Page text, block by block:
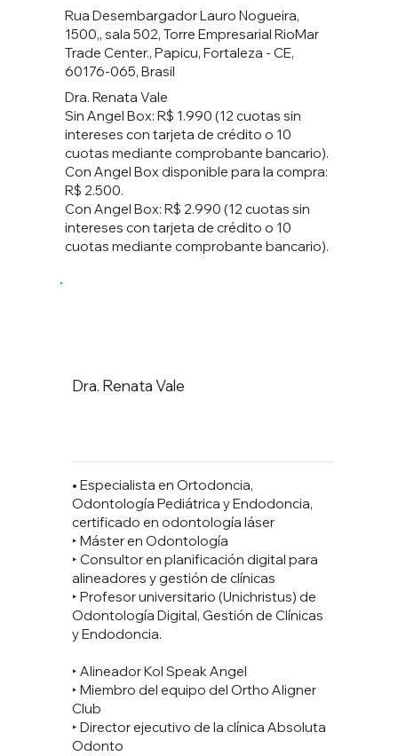
Rua Desembargador Lauro Nogueira,
1500,, sala 502, Torre Empresarial RioMar
Trade Center., Papicu, Fortaleza - CE,
60176-065, Brasil
Dra. Renata Vale
Sin Angel Box: R$ 1.990 (12 cuotas sin
intereses con tarjeta de crédito o 10
cuotas mediante comprobante bancario).
Con Angel Box disponible para la compra:
R$ 2.500.
Con Angel Box: R$ 2.990 (12 cuotas sin
intereses con tarjeta de crédito o 10
cuotas mediante comprobante bancario).
Dra. Renata Vale
• Especialista en Ortodoncia,
Odontología Pediátrica y Endodoncia,
certificado en odontología láser
‣ Máster en Odontología
‣ Consultor en planificación digital para
alineadores y gestión de clínicas
‣ Profesor universitario (Unichristus) de
Odontología Digital, Gestión de Clínicas
y Endodoncia.
‣ Alineador Kol Speak Angel
‣ Miembro del equipo del Ortho Aligner
Club
‣ Director ejecutivo de la clínica Absoluta
Odonto